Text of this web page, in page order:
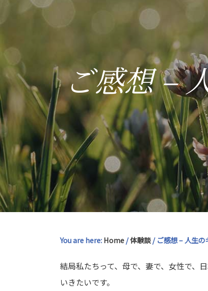
ご感想 –
You are here:Home/体験談/ ご感想 – 人生
結局私たちって、母で、妻で、女性で、
いきたいです。